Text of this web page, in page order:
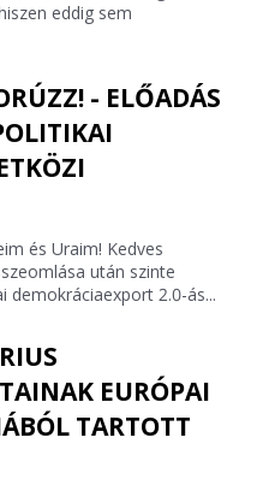
eddig sem
- ELŐADÁS
és Uraim! Kedves
után szinte
demokráciaexport 2.0-ás...
EURÓPAI
TARTOTT